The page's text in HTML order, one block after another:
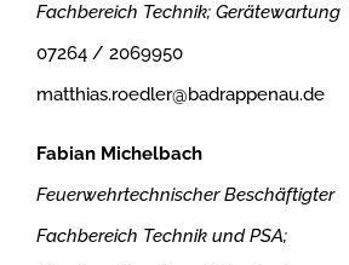
Fachbereich Technik; Gerätewartung
07264 / 2069950
matthias.roedler@badrappenau.de
Fabian Michelbach
Feuerwehrtechnischer Beschäftigter
Fachbereich Technik und PSA;